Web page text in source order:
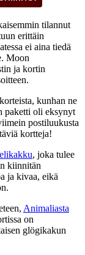
tilannut
erittäin
ei aina tiedä
Moon
ja kortin
kunhan ne
paketti oli eksynyt
postiluukusta
kortteja!
, joka tulee
kiinnitän
ja kivaa, eikä
Animaliasta
on
glögikakun